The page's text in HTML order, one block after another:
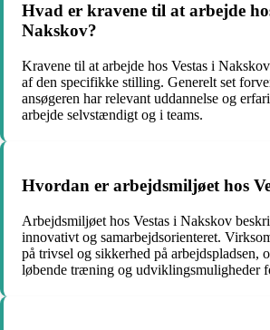
Hvad er kravene til at arbejde
Nakskov?
Kravene til at arbejde hos Vestas i
af den specifikke stilling. Generelt set
ansøgeren har relevant uddannelse og
arbejde selvstændigt og i teams.
Hvordan er arbejdsmiljøet hos
Arbejdsmiljøet hos Vestas i Nakskov
innovativt og samarbejdsorienteret.
på trivsel og sikkerhed på arbejdspladsen,
løbende træning og udviklingsmuligheder